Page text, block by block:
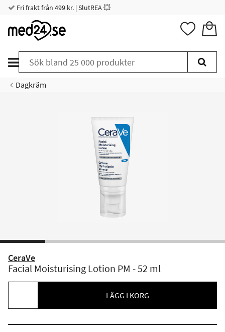
Fri frakt från 499 kr. | SlutREA 💥
Dagkräm
CeraVe
Facial Moisturising Lotion PM - 52 ml
LÄGG I KORG